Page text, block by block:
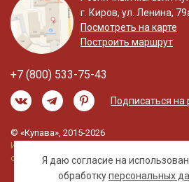
Я даю согласие на
обработкуперсональных
г. Киров, ул. Ленина,
Посмотреть на карте
Построить маршрут
+7 (800) 533-75-43
Подписаться на
© «Купава», 2015-2026
Информация на сайте не является
офертой.